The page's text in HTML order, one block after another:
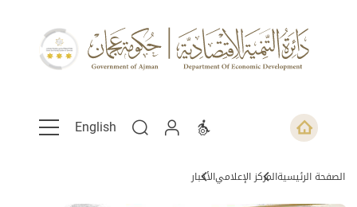
English
الصفحة الرئيسيةالمركز الإعلاميالأخبار